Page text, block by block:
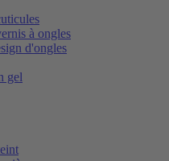
à ongles
d'ongles
gel